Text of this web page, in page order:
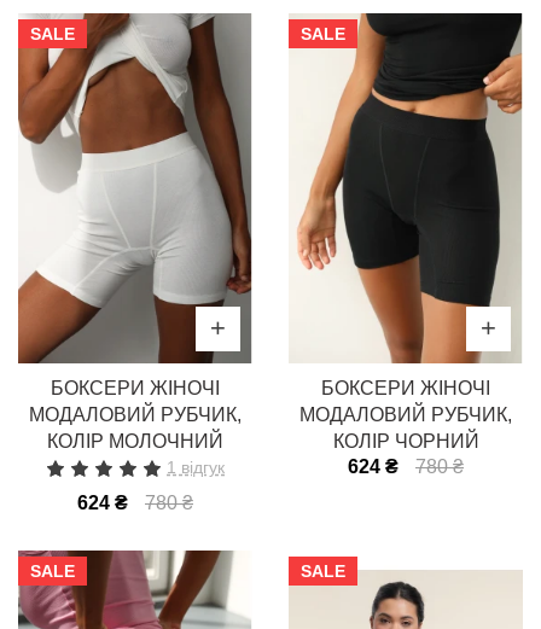
SALE
БОКСЕРИ ЖІНОЧІ
МОДАЛОВИЙ РУБЧИК,
КОЛІР МОЛОЧНИЙ
1 відгук
624 ₴ 780 ₴
SALE
БОКСЕРИ ЖІНОЧІ
МОДАЛОВИЙ РУБЧИК,
КОЛІР ЧОРНИЙ
624 ₴
780 ₴
SALE SALE